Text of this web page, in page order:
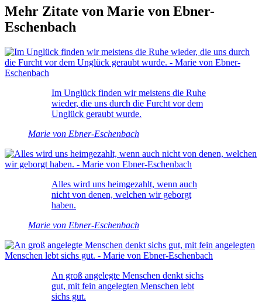
Mehr Zitate von Marie von Ebner-
Eschenbach
Im Unglück finden wir meistens die Ruhe
wieder, die uns durch die Furcht vor dem
Unglück geraubt wurde.
Marie von Ebner-Eschenbach
Alles wird uns heimgezahlt, wenn auch
nicht von denen, welchen wir geborgt
haben.
Marie von Ebner-Eschenbach
An groß angelegte Menschen denkt sichs
gut, mit fein angelegten Menschen lebt
sichs gut.